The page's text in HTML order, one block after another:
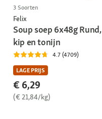
3 Soorten
Felix
Soup soep 6x48g Rund,
kip en tonijn
4.7 (4709)
LAGE PRIJS
€ 6,29
(€ 21,84/kg)